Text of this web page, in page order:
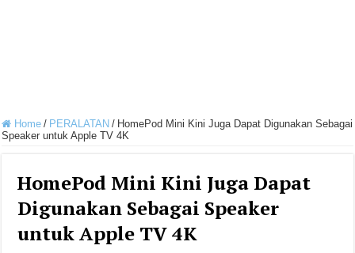
Home / PERALATAN / HomePod Mini Kini Juga Dapat Digunakan Sebagai
Speaker untuk Apple TV 4K
HomePod Mini Kini Juga Dapat
Digunakan Sebagai Speaker
untuk Apple TV 4K